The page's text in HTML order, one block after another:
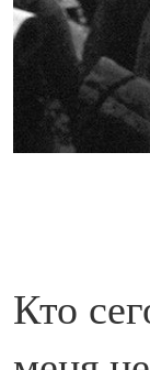
Кто